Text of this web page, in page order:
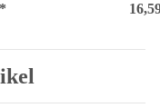
Samen
*